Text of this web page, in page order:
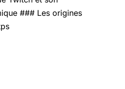
### Les origines